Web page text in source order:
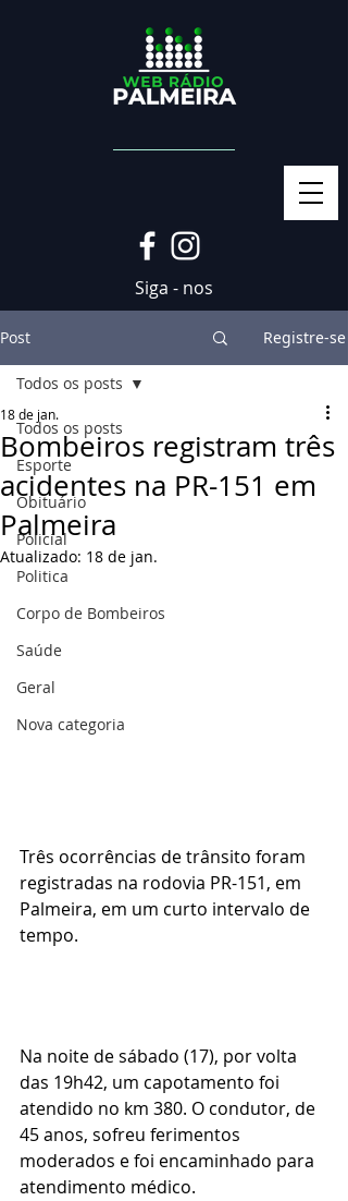
Siga - nos
Post Registre-se
Todos os posts
Esporte
Obituário
Policial
Politica
Corpo de Bombeiros
Saúde
Geral
Nova categoria
Todos os posts
Bombeiros registram três
acidentes na PR-151 em
Palmeira
18 de jan.
Atualizado: 18 de jan.
Três ocorrências de trânsito foram
registradas na rodovia PR-151, em
Palmeira, em um curto intervalo de
tempo.
Na noite de sábado (17), por volta
das 19h42, um capotamento foi
atendido no km 380. O condutor, de
45 anos, sofreu ferimentos
moderados e foi encaminhado para
atendimento médico.